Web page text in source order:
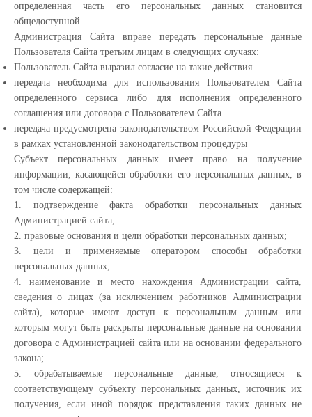
определенная часть его персональных данных становится
общедоступной.
Администрация Сайта вправе передать персональные данные
Пользователя Сайта третьим лицам в следующих случаях:
Пользователь Сайта выразил согласие на такие действия
передача необходима для использования Пользователем Сайта
определенного сервиса либо для исполнения определенного
соглашения или договора с Пользователем Сайта
передача предусмотрена законодательством Российской Федерации
в рамках установленной законодательством процедуры
Субъект персональных данных имеет право на получение
информации, касающейся обработки его персональных данных, в
том числе содержащей:
1. подтверждение факта обработки персональных данных
Администрацией сайта;
2. правовые основания и цели обработки персональных данных;
3. цели и применяемые оператором способы обработки
персональных данных;
4. наименование и место нахождения Администрации сайта,
сведения о лицах (за исключением работников Администрации
сайта), которые имеют доступ к персональным данным или
которым могут быть раскрыты персональные данные на основании
договора с Администрацией сайта или на основании федерального
закона;
5. обрабатываемые персональные данные, относящиеся к
соответствующему субъекту персональных данных, источник их
получения, если иной порядок представления таких данных не